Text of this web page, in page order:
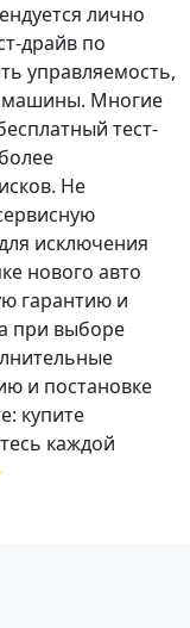
лично
драйв по
управляемость,
машины. Многие
тест-
Не
исключения
нового авто
гарантию и
при выборе
и постановке
: купите
каждой